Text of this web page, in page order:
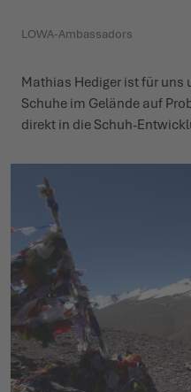
WINTERSCHUHE
LOWA PROFESSIONAL
WINTERSCHUHE
LOWA PROFESSIONAL
IT'S TIME TO TAME THE
ZIEH LOS, ERLEBE MEHR!
CHALLENGE ACCEPTED –
DER SOMMER WARTET
EVENTS
PODCAST
KARRIERE
LOWA-Ambassadors
Mathias Hediger ist für uns
Schuhe im Gelände auf
direkt in die Schuh-